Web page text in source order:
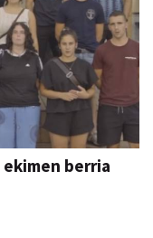
berria